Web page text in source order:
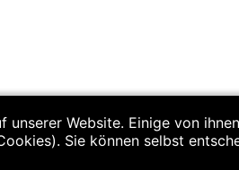
unserer Website. Einige von
Sie können selbst